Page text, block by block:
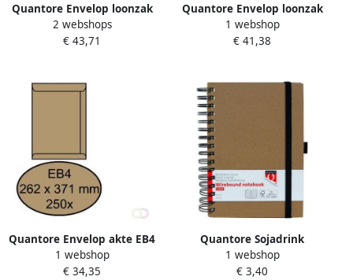
Quantore Envelop loonzak
114x162 70gr bruin 1000
stuks
2 webshops
€ 43,71
Quantore Envelop loonzak
95x145 70gr bruin 1000
stuks
1 webshop
€ 41,38
Quantore Envelop akte EB4
262x371mm bruinkraft 250
stuks
1 webshop
€ 34,35
Quantore Sojadrink
Campina plantaardig pak 1
liter
1 webshop
€ 3,40